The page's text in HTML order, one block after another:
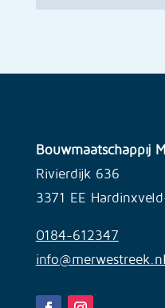
Bouwmaatschappij
Rivierdijk 636
3371 EE
0184-612347
info@merwestreek.nl